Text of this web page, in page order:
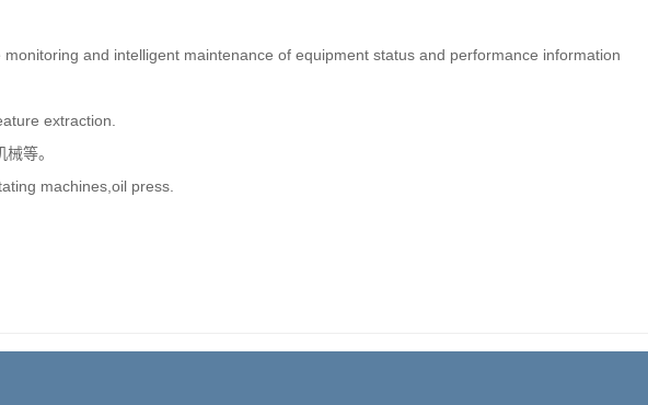
and intelligent maintenance of equipment status and performance information
extraction.
等。
machines,oil press.